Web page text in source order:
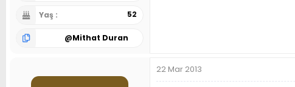
Yaş 52
@Mithat Duran
22 Mar 2013